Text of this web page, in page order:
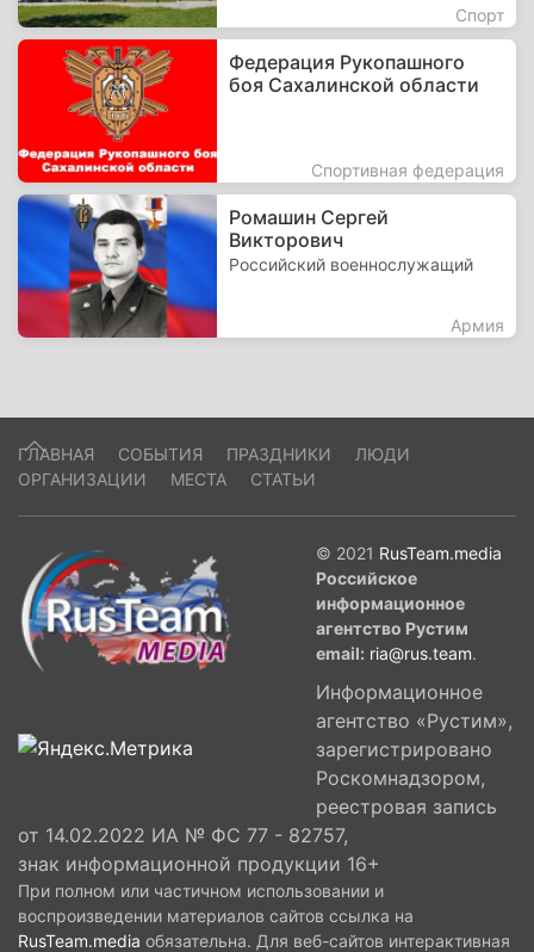
Спорт
Федерация Рукопашного
боя Сахалинской области
Спортивная федерация
Ромашин Сергей
Викторович
Российский военнослужащий
Армия
ГЛАВНАЯ СОБЫТИЯ ПРАЗДНИКИ
ЛЮДИ
ОРГАНИЗАЦИИ
МЕСТА СТАТЬИ
© 2021 RusTeam.media
Российское
информационное
агентство Рустим
email: ria@rus.team.
Информационное
агентство «Рустим»,
зарегистрировано
Роскомнадзором,
реестровая запись
от 14.02.2022 ИА № ФС 77 - 82757,
знак информационной продукции 16+
При полном или частичном использовании и
воспроизведении материалов сайтов ссылка на
RusTeam.media обязательна. Для веб-сайтов интерактивная